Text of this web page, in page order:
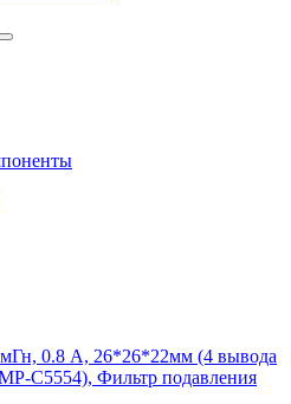
0.8 А, 26*26*22мм (4 вывода
C5554), Фильтр подавления